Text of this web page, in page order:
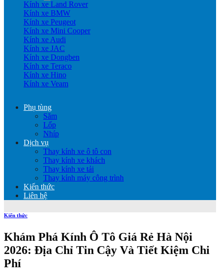
Kính xe Land Rover
Kính xe BMW
Kính xe Peugeot
Kính xe Mini Cooper
Kính xe Audi
Kính xe JAC
Kính xe Dongben
Kính xe Teraco
Kính xe Hino
Kính xe Veam
Phụ tùng
Săm
Lốp
Nhíp
Dịch vụ
Thay kính xe ô tô con
Thay kính xe khách
Thay kính xe tải
Thay kính máy công trình
Kiến thức
Liên hệ
Kiến thức
Khám Phá Kính Ô Tô Giá Rẻ Hà Nội
2026: Địa Chỉ Tin Cậy Và Tiết Kiệm Chi
Phí